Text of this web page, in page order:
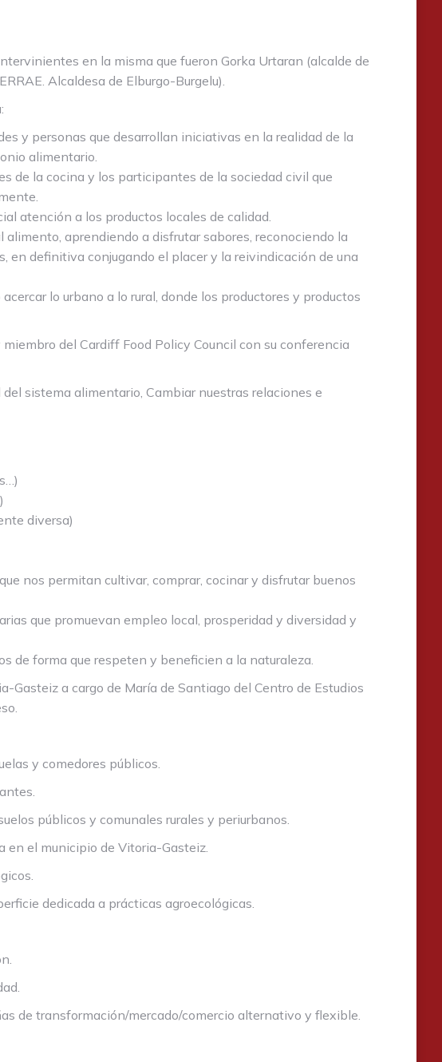
en la misma que fueron Gorka Urtaran (alcalde de
Alcaldesa de Elburgo-Burgelu).
y personas que desarrollan iniciativas en la realidad de la
alimentario.
de la cocina y los participantes de la sociedad civil que
atención a los productos locales de calidad.
aprendiendo a disfrutar sabores, reconociendo la
en definitiva conjugando el placer y la reivindicación de una
lo urbano a lo rural, donde los productores y productos
del Cardiff Food Policy Council con su conferencia
sistema alimentario, Cambiar nuestras relaciones e
diversa)
nos permitan cultivar, comprar, cocinar y disfrutar buenos
que promuevan empleo local, prosperidad y diversidad y
de forma que respeten y beneficien a la naturaleza.
a cargo de María de Santiago del Centro de Estudios
y comedores públicos.
públicos y comunales rurales y periurbanos.
en el municipio de Vitoria-Gasteiz.
dedicada a prácticas agroecológicas.
de transformación/mercado/comercio alternativo y flexible.